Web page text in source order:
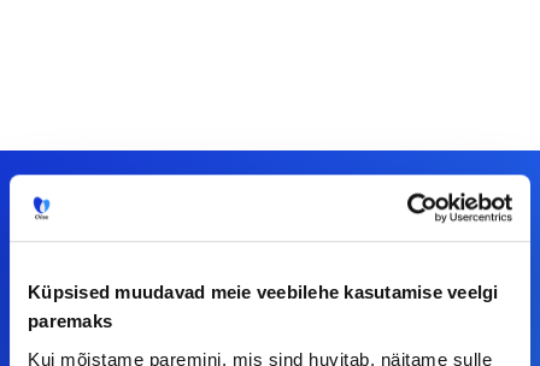
Küpsised muudavad meie veebilehe kasutamise veelgi
paremaks
Kui mõistame paremini, mis sind huvitab, näitame sulle
Tööelublogi.ee lehelt leiad kõik vajaliku, et olla
kursis tööturu uudistega. Kui sul on